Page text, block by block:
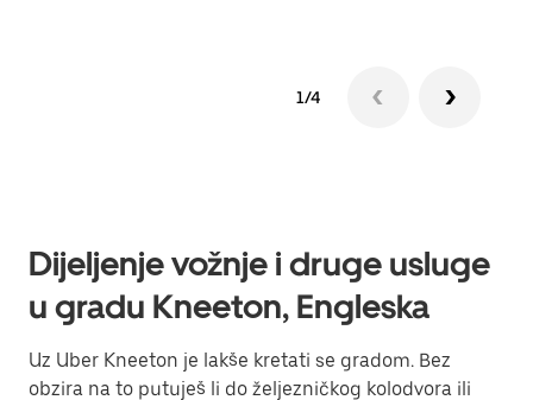
1/4
Dijeljenje vožnje i druge usluge
u gradu Kneeton, Engleska
Uz Uber Kneeton je lakše kretati se gradom. Bez
obzira na to putuješ li do željezničkog kolodvora ili